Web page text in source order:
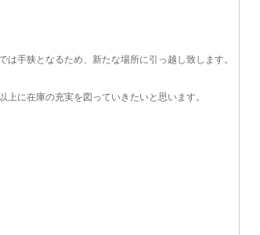
手狭となるため、新たな場所に引っ越し致します。
に在庫の充実を図っていきたいと思います。